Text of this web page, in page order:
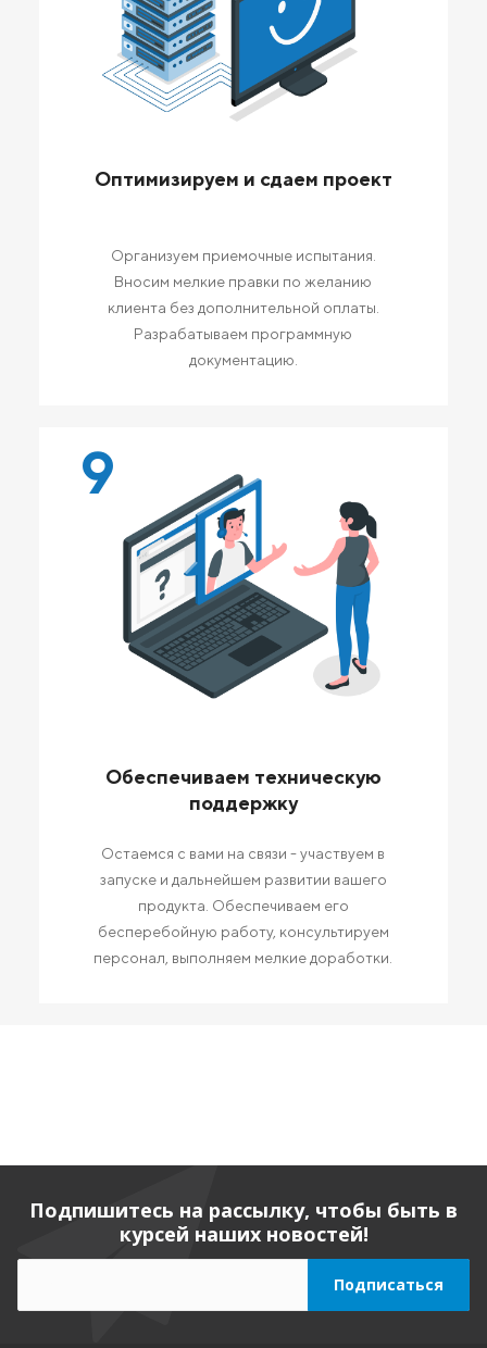
Оптимизируем и сдаем проект
Организуем приемочные испытания.
Вносим мелкие правки по желанию
клиента без дополнительной оплаты.
Разрабатываем программную
документацию.
9
Обеспечиваем техническую
поддержку
Остаемся с вами на связи - участвуем в
запуске и дальнейшем развитии вашего
продукта. Обеспечиваем его
бесперебойную работу, консультируем
персонал, выполняем мелкие доработки.
Подпишитесь на рассылку, чтобы быть в
курсей наших новостей!